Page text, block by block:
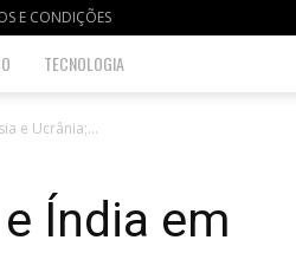
E CONDIÇÕES
TECNOLOGIA
e Ucrânia;...
Índia em